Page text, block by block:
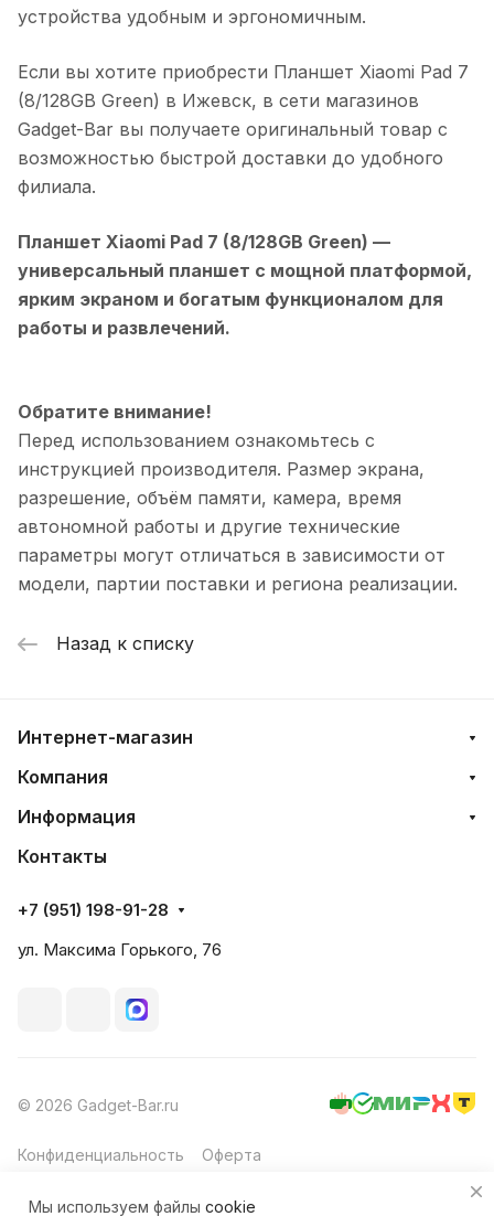
устройства удобным и эргономичным.
Если вы хотите приобрести Планшет Xiaomi Pad 7
(8/128GB Green) в Ижевск, в сети магазинов
Gadget-Bar вы получаете оригинальный товар с
возможностью быстрой доставки до удобного
филиала.
Планшет Xiaomi Pad 7 (8/128GB Green) —
универсальный планшет с мощной платформой,
ярким экраном и богатым функционалом для
работы и развлечений.
Обратите внимание!
Перед использованием ознакомьтесь с
инструкцией производителя. Размер экрана,
разрешение, объём памяти, камера, время
автономной работы и другие технические
параметры могут отличаться в зависимости от
модели, партии поставки и региона реализации.
Назад к списку
Интернет-магазин
Компания
Информация
Контакты
+7 (951) 198-91-28
ул. Максима Горького, 76
© 2026 Gadget-Bar.ru
Конфиденциальность Оферта
Мы используем файлы cookie